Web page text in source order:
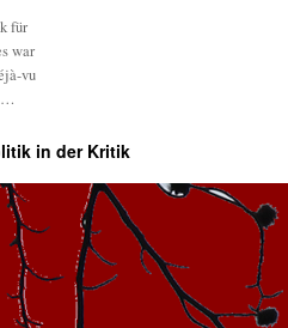
für
war
vu
in der Kritik